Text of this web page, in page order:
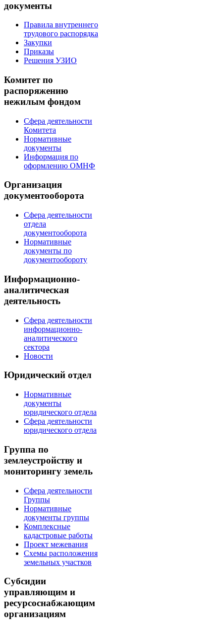
документы
Правила внутреннего
трудового распорядка
Закупки
Приказы
Решения УЗИО
Комитет по
распоряжению
нежилым фондом
Сфера деятельности
Комитета
Нормативные
документы
Информация по
оформлению ОМНФ
Организация
документооборота
Сфера деятельности
отдела
документооборота
Нормативные
документы по
документообороту
Информационно-
аналитическая
деятельность
Сфера деятельности
информационно-
аналитического
сектора
Новости
Юридический отдел
Нормативные
документы
юридического отдела
Сфера деятельности
юридического отдела
Группа по
землеустройству и
мониторингу земель
Сфера деятельности
Группы
Нормативные
документы группы
Комплексные
кадастровые работы
Проект межевания
Схемы расположения
земельных участков
Субсидии
управляющим и
ресурсоснабжающим
организациям